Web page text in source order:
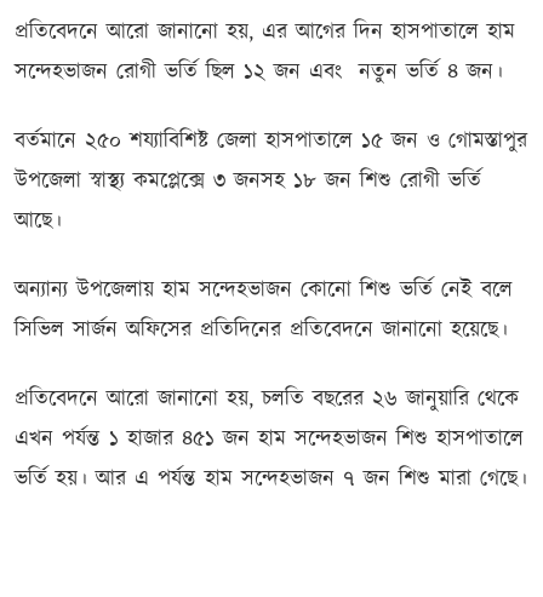
প্রতিবেদনে আরো জানানো হয়, এর আগের দিন হাসপাতালে হাম
সন্দেহভাজন রোগী ভর্তি ছিল ১২ জন এবং নতুন ভর্তি ৪ জন।
বর্তমানে ২৫০ শয্যাবিশিষ্ট জেলা হাসপাতালে ১৫ জন ও গোমস্তাপুর
উপজেলা স্বাস্থ্য কমপ্লেক্সে ৩ জনসহ ১৮ জন শিশু রোগী ভর্তি
আছে।
অন্যান্য উপজেলায় হাম সন্দেহভাজন কোনো শিশু ভর্তি নেই বলে
সিভিল সার্জন অফিসের প্রতিদিনের প্রতিবেদনে জানানো হয়েছে।
প্রতিবেদনে আরো জানানো হয়, চলতি বছরের ২৬ জানুয়ারি থেকে
এখন পর্যন্ত ১ হাজার ৪৫১ জন হাম সন্দেহভাজন শিশু হাসপাতালে
ভর্তি হয়। আর এ পর্যন্ত হাম সন্দেহভাজন ৭ জন শিশু মারা গেছে।